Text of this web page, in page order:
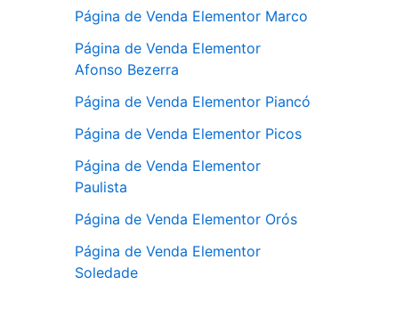
Página de Venda Elementor Marco
Página de Venda Elementor
Afonso Bezerra
Página de Venda Elementor Piancó
Página de Venda Elementor Picos
Página de Venda Elementor
Paulista
Página de Venda Elementor Orós
Página de Venda Elementor
Soledade